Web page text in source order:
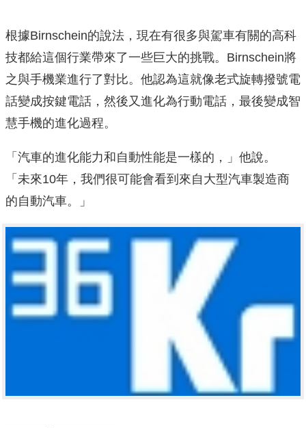
根據Birnschein的說法，現在有很多與駕車有關的高科
技都給這個行業帶來了一些巨大的挑戰。Birnschein將
之與手機業進行了對比。他認為這就像老式旋轉撥號電
話變成按鍵電話，然後又進化為行動電話，最後變成智
慧手機的進化過程。
「汽車的進化能力和自動性能是一樣的，」他說。
「未來10年，我們很可能會看到來自大型汽車製造商
的自動汽車。」